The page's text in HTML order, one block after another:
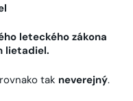
leteckého zákona
lietadiel.
tak neverejný.